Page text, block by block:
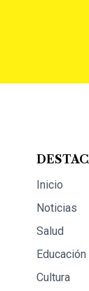
Inicio
Noticias
Salud
Educación
Cultura